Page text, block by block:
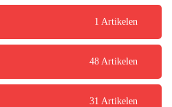
1 Artikelen
48 Artikelen
31 Artikelen